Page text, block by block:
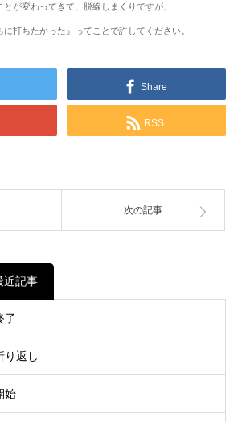
が変わってきて、脱線しまくりですが、
打ちたかった』ってことで許してください。
Share
RSS
次の記事
近記事
了
り返し
始